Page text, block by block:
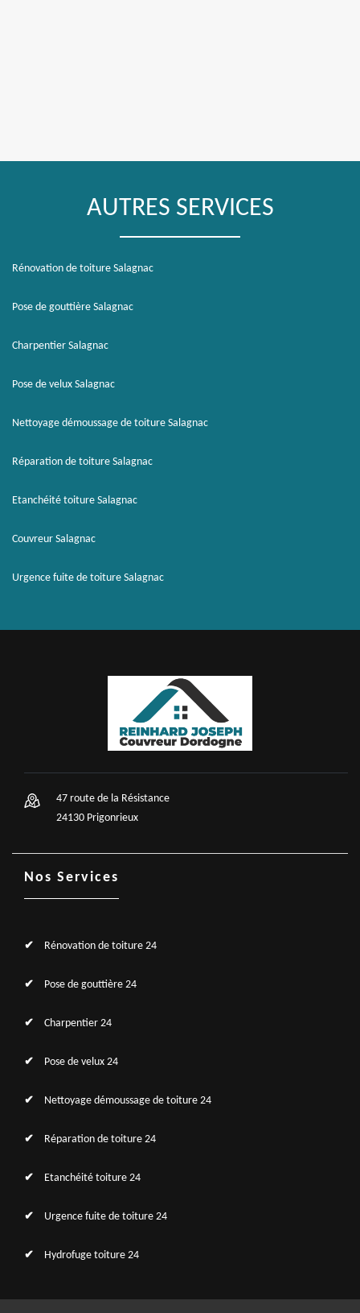
AUTRES SERVICES
Rénovation de toiture Salagnac
Pose de gouttière Salagnac
Charpentier Salagnac
Pose de velux Salagnac
Nettoyage démoussage de toiture Salagnac
Réparation de toiture Salagnac
Etanchéité toiture Salagnac
Couvreur Salagnac
Urgence fuite de toiture Salagnac
47 route de la Résistance
24130 Prigonrieux
Nos Services
Rénovation de toiture 24
Pose de gouttière 24
Charpentier 24
Pose de velux 24
Nettoyage démoussage de toiture 24
Réparation de toiture 24
Etanchéité toiture 24
Urgence fuite de toiture 24
Hydrofuge toiture 24